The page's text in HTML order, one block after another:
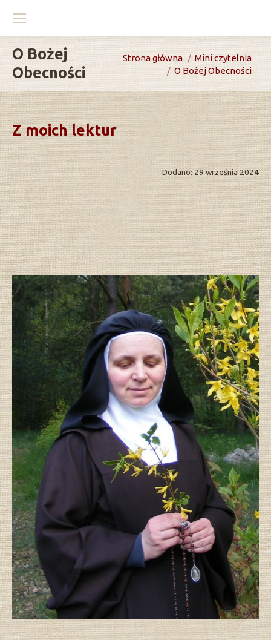
O Bożej
Obecności
You are here:
Strona główna
Mini czytelnia
O Bożej Obecności
Z moich lektur
Dodano: 29 września 2024